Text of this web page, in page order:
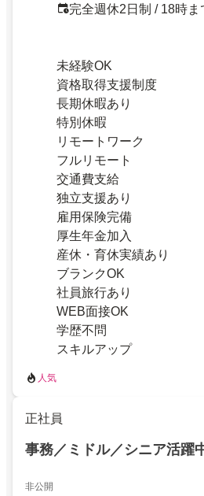
完全週休2日制 / 18時
未経験OK
資格取得支援制度
長期休暇あり
特別休暇
リモートワーク
フルリモート
交通費支給
独立支援あり
雇用保険完備
厚生年金加入
産休・育休実績あり
ブランクOK
社員旅行あり
WEB面接OK
学歴不問
スキルアップ
人気
正社員
事務／ミドル／シニア活躍
非公開